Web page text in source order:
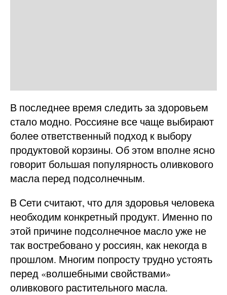
В последнее время следить за здоровьем
стало модно. Россияне все чаще выбирают
более ответственный подход к выбору
продуктовой корзины. Об этом вполне ясно
говорит большая популярность оливкового
масла перед подсолнечным.
В Сети считают, что для здоровья человека
необходим конкретный продукт. Именно по
этой причине подсолнечное масло уже не
так востребовано у россиян, как некогда в
прошлом. Многим попросту трудно устоять
перед «волшебными свойствами»
оливкового растительного масла.